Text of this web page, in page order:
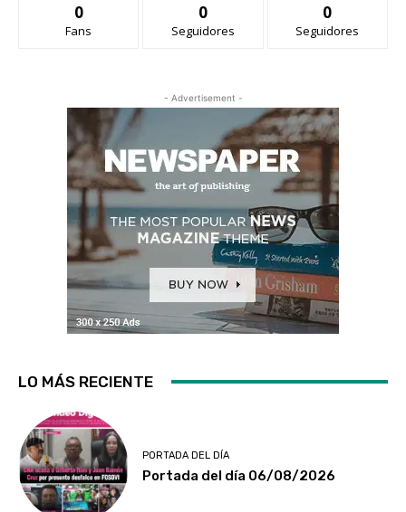
0
Fans
0
Seguidores
0
Seguidores
- Advertisement -
LO MÁS RECIENTE
PORTADA DEL DÍA
Portada del día 06/08/2026